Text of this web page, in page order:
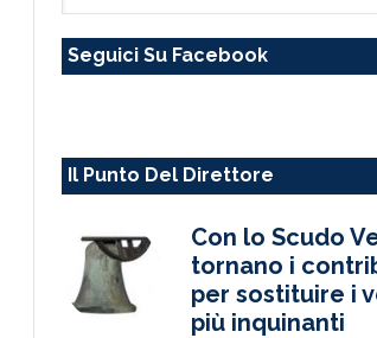
sito
Seguici Su Facebook
Il Punto Del Direttore
Con lo Scudo
tornano i
per sostituire i
più inquinanti